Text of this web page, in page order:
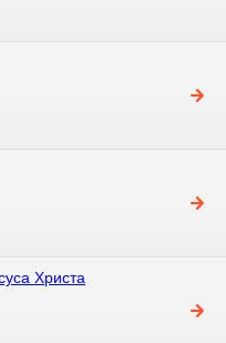
Христа